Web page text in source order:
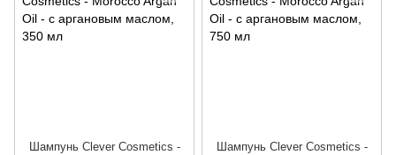
Шампунь Clever Cosmetics -
Шампунь Clever Cosmetics -